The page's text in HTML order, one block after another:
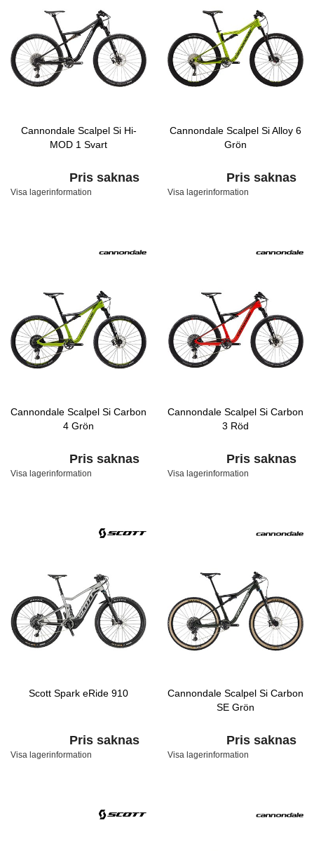
Cannondale Scalpel Si Hi-
MOD 1 Svart
Pris saknas
Visa lagerinformation
Cannondale Scalpel Si Alloy 6
Grön
Pris saknas
Visa lagerinformation
Cannondale Scalpel Si Carbon
4 Grön
Pris saknas
Visa lagerinformation
Cannondale Scalpel Si Carbon
3 Röd
Pris saknas
Visa lagerinformation
Scott Spark eRide 910
Pris saknas
Visa lagerinformation
Cannondale Scalpel Si Carbon
SE Grön
Pris saknas
Visa lagerinformation